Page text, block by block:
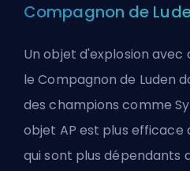
Compagnon de
Un objet d'explosion avec
le Compagnon de Luden
des champions comme
objet AP est plus efficace
qui sont plus dépendants